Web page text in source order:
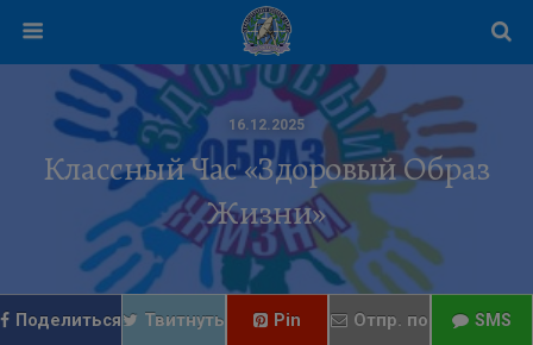
16.12.2025
Классный Час «Здоровый Образ
Жизни»
Поделиться Твитнуть Pin
Отпр. по
SMS